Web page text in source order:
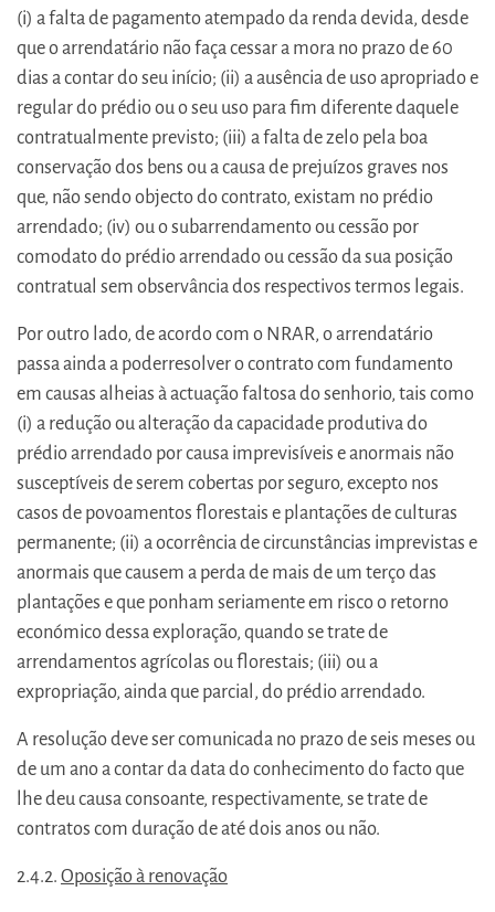
(i) a falta de pagamento atempado da renda devida, desde
que o arrendatário não faça cessar a mora no prazo de 60
dias a contar do seu início; (ii) a ausência de uso apropriado e
regular do prédio ou o seu uso para fim diferente daquele
contratualmente previsto; (iii) a falta de zelo pela boa
conservação dos bens ou a causa de prejuízos graves nos
que, não sendo objecto do contrato, existam no prédio
arrendado; (iv) ou o subarrendamento ou cessão por
comodato do prédio arrendado ou cessão da sua posição
contratual sem observância dos respectivos termos legais.
Por outro lado, de acordo com o NRAR, o arrendatário
passa ainda a poderresolver o contrato com fundamento
em causas alheias à actuação faltosa do senhorio, tais como
(i) a redução ou alteração da capacidade produtiva do
prédio arrendado por causa imprevisíveis e anormais não
susceptíveis de serem cobertas por seguro, excepto nos
casos de povoamentos florestais e plantações de culturas
permanente; (ii) a ocorrência de circunstâncias imprevistas e
anormais que causem a perda de mais de um terço das
plantações e que ponham seriamente em risco o retorno
económico dessa exploração, quando se trate de
arrendamentos agrícolas ou florestais; (iii) ou a
expropriação, ainda que parcial, do prédio arrendado.
A resolução deve ser comunicada no prazo de seis meses ou
de um ano a contar da data do conhecimento do facto que
lhe deu causa consoante, respectivamente, se trate de
contratos com duração de até dois anos ou não.
2.4.2. Oposição à renovação